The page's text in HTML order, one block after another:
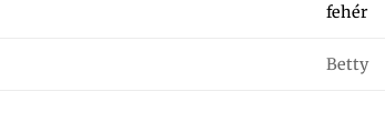
fehér
Betty